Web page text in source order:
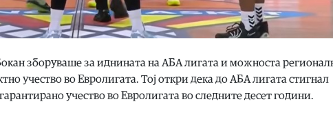
зборуваше за иднината на АБА лигата и можноста
учество во Евролигата. Тој откри дека до АБА лигата стигнал
учество во Евролигата во следните десет години.